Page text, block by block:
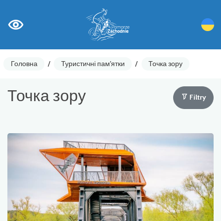
Головна / Туристичні пам'ятки / Точка зору
Точка зору Filtry
Лічильники циклів
Ostrzeżenia
Цікаві місця
Гастрономія